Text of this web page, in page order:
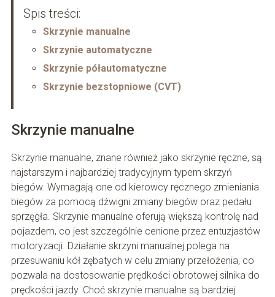
Spis treści:
Skrzynie manualne
Skrzynie automatyczne
Skrzynie półautomatyczne
Skrzynie bezstopniowe (CVT)
Skrzynie manualne
Skrzynie manualne, znane również jako skrzynie ręczne, są
najstarszym i najbardziej tradycyjnym typem skrzyń
biegów. Wymagają one od kierowcy ręcznego zmieniania
biegów za pomocą dźwigni zmiany biegów oraz pedału
sprzęgła. Skrzynie manualne oferują większą kontrolę nad
pojazdem, co jest szczególnie cenione przez entuzjastów
motoryzacji. Działanie skrzyni manualnej polega na
przesuwaniu kół zębatych w celu zmiany przełożenia, co
pozwala na dostosowanie prędkości obrotowej silnika do
prędkości jazdy. Choć skrzynie manualne są bardziej